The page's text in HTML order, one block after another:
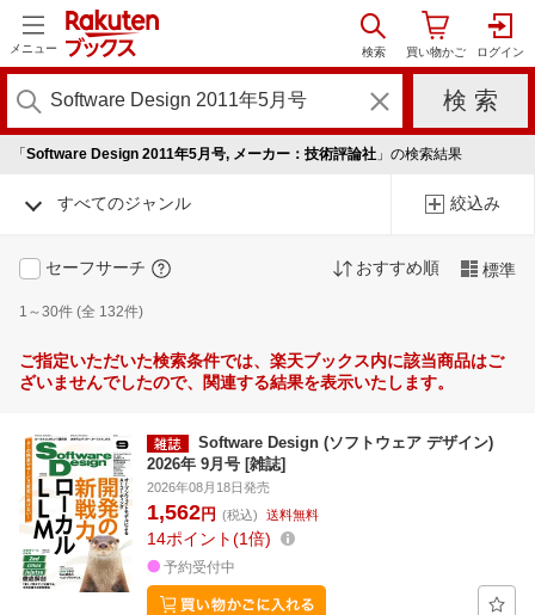
メニュー
「 Software Design 2011年5月号, メーカー：技術評論社 」の検索結果
すべてのジャンル 絞込み
セーフサーチ おすすめ順 標準
1～30件 (全 132件)
ご指定いただいた検索条件では、楽天ブックス内に該当商品はご
ざいませんでしたので、関連する結果を表示いたします。
Software Design (ソフトウェア デザイン)
2026年 9月号 [雑誌]
2026年08月18日発売
1,562円 (税込) 送料無料
14ポイント 1倍
予約受付中